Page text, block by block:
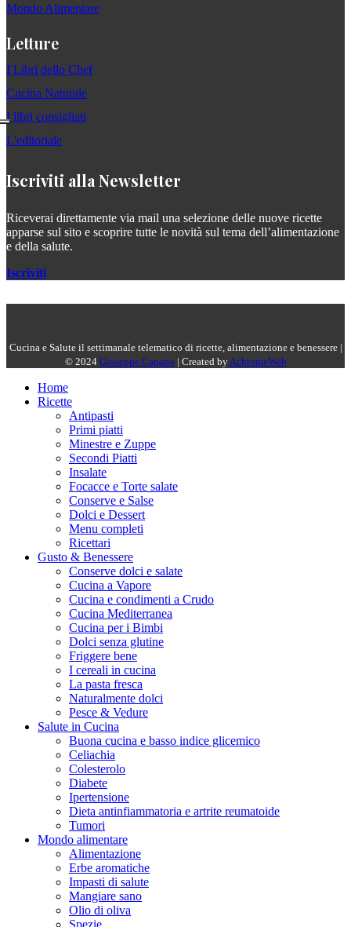
Mondo Alimentare
Letture
I Libri dello Chef
Cucina Naturale
I libri consigliati
L'editoriale
Iscriviti alla Newsletter
Riceverai direttamente via mail una selezione delle nuove ricette
apparse sul sito e scoprire tutte le novità sul tema dell’alimentazione
e della salute.
Iscriviti
Cucina e Salute il settimanale telematico di ricette, alimentazione e benessere |
© 2024 Giuseppe Capano | Created byAchromeWeb
Home
Ricette
Antipasti
Primi piatti
Minestre e Zuppe
Secondi Piatti
Insalate
Focacce e Torte salate
Conserve e Salse
Dolci e Dessert
Menu completi
Ricettari
Gusto & Benessere
Conserve dolci e salate
Cucina a Vapore
Cucina e condimenti a Crudo
Cucina Mediterranea
Cucina per i Bimbi
Dolci senza glutine
Friggere bene
I cereali in cucina
La pasta fresca
Naturalmente dolci
Pesce & Vedure
Salute in Cucina
Buona cucina e basso indice glicemico
Celiachia
Colesterolo
Diabete
Ipertensione
Dieta antinfiammatoria e artrite reumatoide
Tumori
Mondo alimentare
Alimentazione
Erbe aromatiche
Impasti di salute
Mangiare sano
Olio di oliva